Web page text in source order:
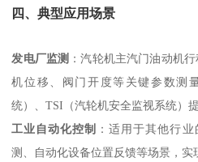
四、典型应用场景
发电厂监测 ：汽轮机主汽门油动机
机位移、阀门开度等关键参数测
统）、TSI（汽轮机安全监视系统）
工业自动化控制
：适用于其他行
测、自动化设备位置反馈等场景，实